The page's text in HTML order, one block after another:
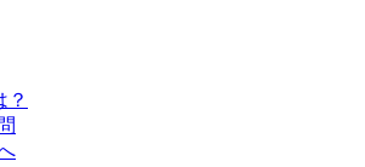
？